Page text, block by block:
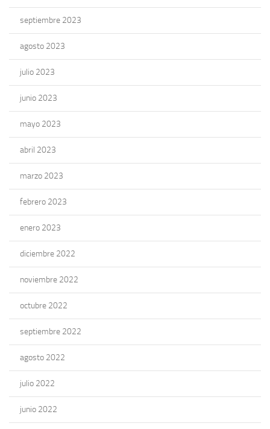
septiembre 2023
agosto 2023
julio 2023
junio 2023
mayo 2023
abril 2023
marzo 2023
febrero 2023
enero 2023
diciembre 2022
noviembre 2022
octubre 2022
septiembre 2022
agosto 2022
julio 2022
junio 2022